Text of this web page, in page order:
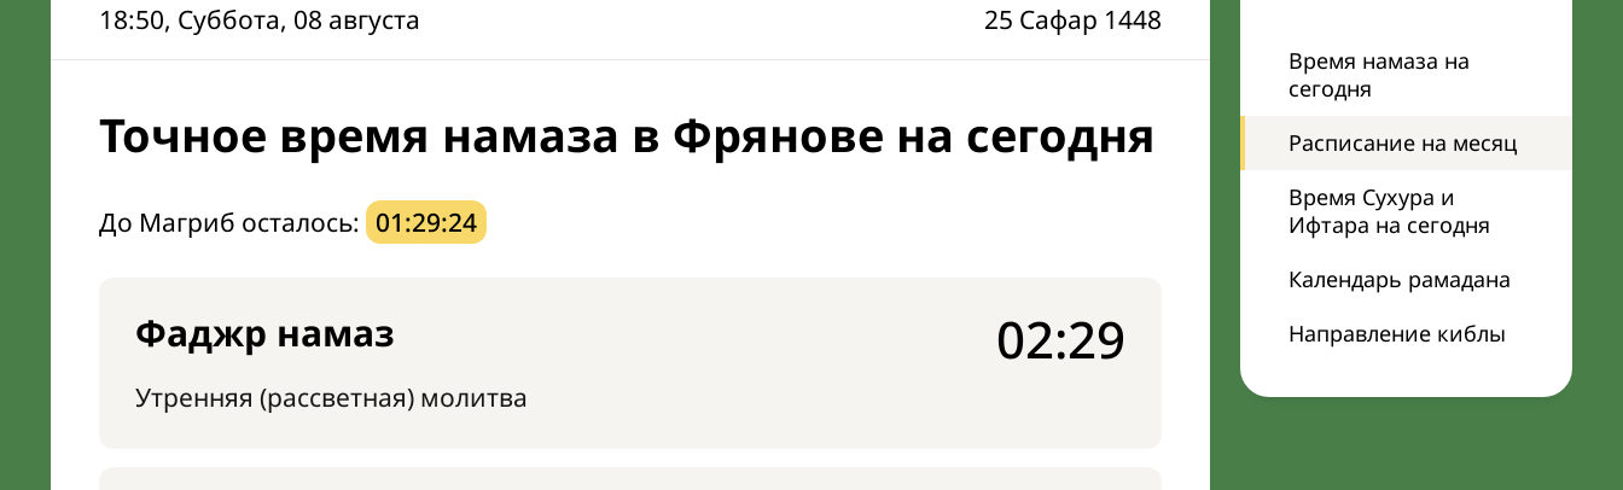
Время намаза на
сегодня
Расписание на месяц
Время Сухура и
Ифтара на сегодня
Календарь рамадана
Направление киблы
18:50, Суббота, 08 августа 25 Сафар 1448
Точное время намаза в Фрянове на сегодня
До Магриб осталось: 01:29:23
Фаджр намаз
Утренняя (рассветная) молитва
02:29